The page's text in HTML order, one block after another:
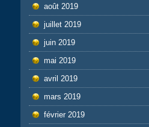
août 2019
juillet 2019
juin 2019
mai 2019
avril 2019
mars 2019
février 2019